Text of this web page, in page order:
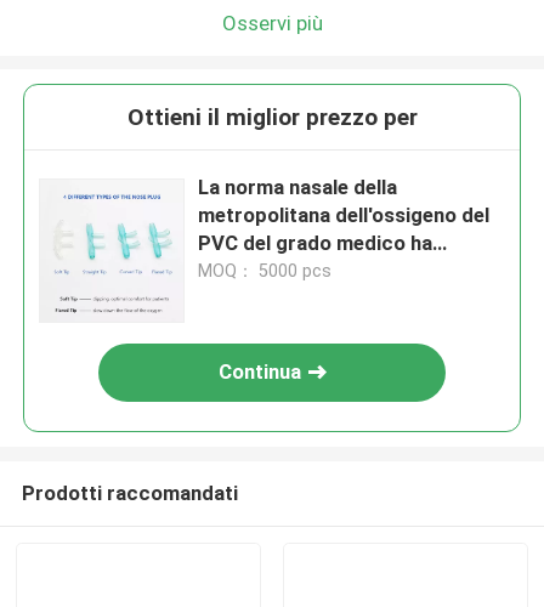
Osservi più
Ottieni il miglior prezzo per
La norma nasale della
metropolitana dell'ossigeno del
PVC del grado medico ha
curvato la metropolitana molle
MOQ： 5000 pcs
Continua
Prodotti raccomandati